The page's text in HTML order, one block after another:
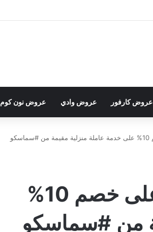
عروض كارفور عروض وادي عروض نون كوم
.. الفرصة الأخيرة!!‬ ‫ للحصول على خصم 10%